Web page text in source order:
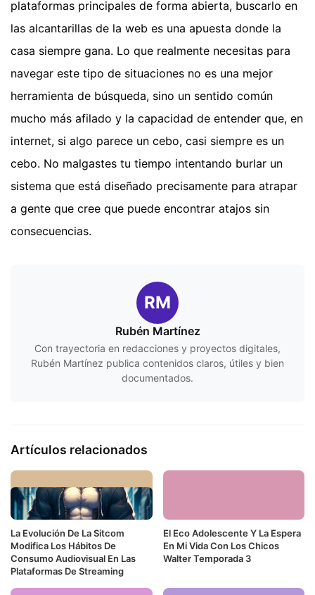
plataformas principales de forma abierta, buscarlo en
las alcantarillas de la web es una apuesta donde la
casa siempre gana. Lo que realmente necesitas para
navegar este tipo de situaciones no es una mejor
herramienta de búsqueda, sino un sentido común
mucho más afilado y la capacidad de entender que, en
internet, si algo parece un cebo, casi siempre es un
cebo. No malgastes tu tiempo intentando burlar un
sistema que está diseñado precisamente para atrapar
a gente que cree que puede encontrar atajos sin
consecuencias.
RM
Rubén Martínez
Con trayectoria en redacciones y proyectos digitales,
Rubén Martínez publica contenidos claros, útiles y bien
documentados.
Artículos relacionados
La Evolución De La Sitcom
Modifica Los Hábitos De
Consumo Audiovisual En Las
Plataformas De Streaming
El Eco Adolescente Y La Espera
En Mi Vida Con Los Chicos
Walter Temporada 3